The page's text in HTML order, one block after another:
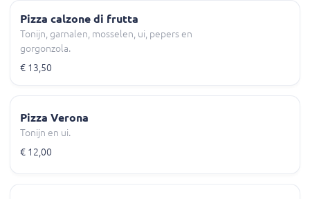
Pizza calzone di frutta
Tonijn, garnalen, mosselen, ui, pepers en
gorgonzola.
€ 13,50
Pizza Verona
Tonijn en ui.
€ 12,00